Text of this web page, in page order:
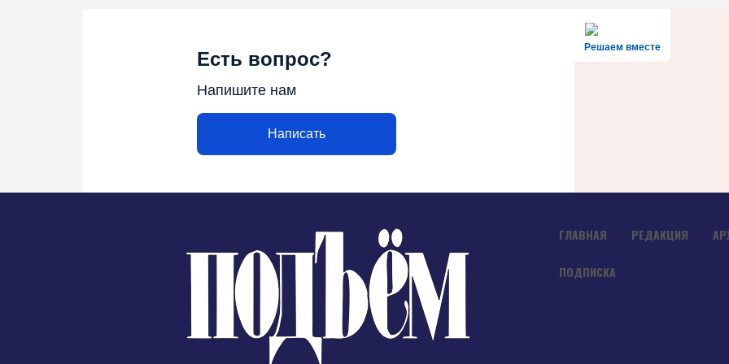
Решаем вместе
Есть вопрос?
Напишите нам
Написать
ГЛАВНАЯ РЕДАКЦИЯ
ПОДПИСКА